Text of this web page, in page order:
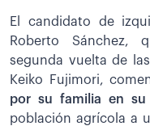
El candidato de
Roberto Sánchez,
segunda vuelta de
Keiko Fujimori,
por su familia en su
población agrícola a